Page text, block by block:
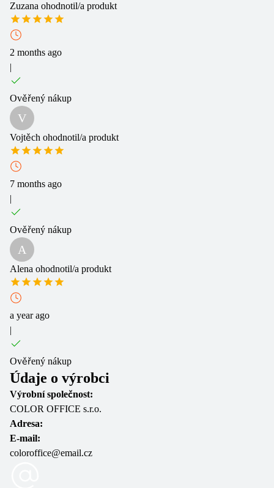
Zuzana ohodnotil/a produkt
2 months ago
|
Ověřený nákup
V
Vojtěch ohodnotil/a produkt
7 months ago
|
Ověřený nákup
A
Alena ohodnotil/a produkt
a year ago
|
Ověřený nákup
Údaje o výrobci
Výrobní společnost:
COLOR OFFICE s.r.o.
Adresa:
E-mail:
coloroffice@email.cz